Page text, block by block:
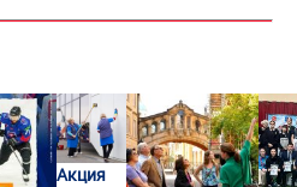
Акция